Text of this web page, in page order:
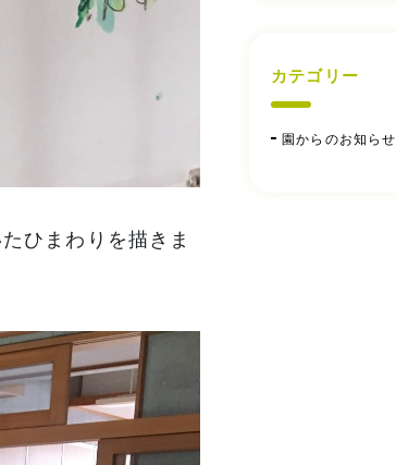
ひまわりを描きま
カテゴリー
園からのお知らせ